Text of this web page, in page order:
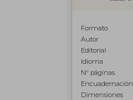
Formato
Autor
Editorial
Idioma
N° páginas
Encuadernación
Dimensiones